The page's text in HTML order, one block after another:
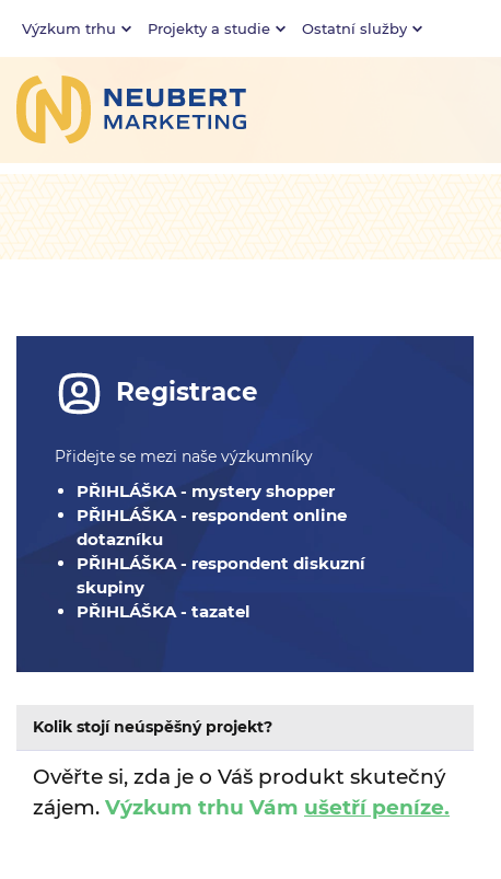
Výzkum trhu Projekty a studie Ostatní služby
Registrace
Přidejte se mezi naše výzkumníky
PŘIHLÁŠKA - mystery shopper
PŘIHLÁŠKA - respondent online
dotazníku
PŘIHLÁŠKA - respondent diskuzní
skupiny
PŘIHLÁŠKA - tazatel
Kolik stojí neúspěšný projekt?
Ověřte si, zda je o Váš produkt skutečný
zájem. Výzkum trhu Vám ušetří peníze.